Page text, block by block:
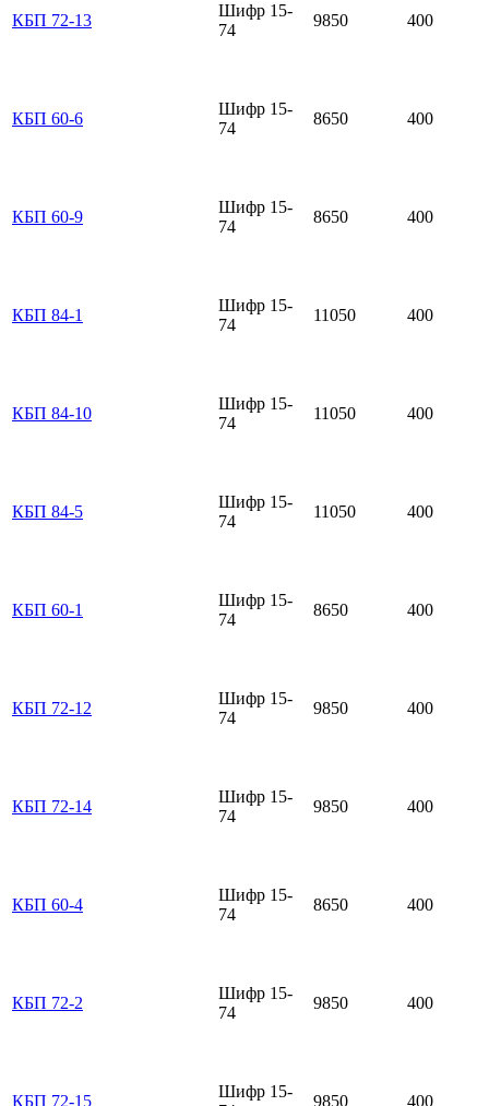
КБП 72-13
Шифр 15-
74
9850 400
КБП 60-6
Шифр 15-
74
8650 400
КБП 60-9
Шифр 15-
74
8650 400
КБП 84-1
Шифр 15-
74
11050 400
КБП 84-10
Шифр 15-
74
11050 400
КБП 84-5
Шифр 15-
74
11050 400
КБП 60-1
Шифр 15-
74
8650 400
КБП 72-12
Шифр 15-
74
9850 400
КБП 72-14
Шифр 15-
74
9850 400
КБП 60-4
Шифр 15-
74
8650 400
КБП 72-2
Шифр 15-
74
9850 400
КБП 72-15
Шифр 15-
9850 400